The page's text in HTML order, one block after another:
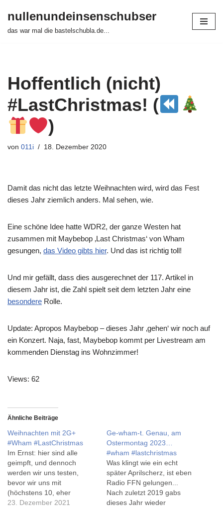
Zum
nullenundeinsenschubser
das war mal die bastelschubla.de...
Hoffentlich (nicht)
#LastChristmas! (
)
von 011i 18. Dezember 2020
Damit das nicht das letzte Weihnachten wird, wird das Fest
dieses Jahr ziemlich anders. Mal sehen, wie.
Eine schöne Idee hatte WDR2, der ganze Westen hat
zusammen mit Maybebop ‚Last Christmas‘ von Wham
gesungen, das Video gibts hier. Und das ist richtig toll!
Und mir gefällt, dass dies ausgerechnet der 117. Artikel in
diesem Jahr ist, die Zahl spielt seit dem letzten Jahr eine
besondere Rolle.
Update: Apropos Maybebop – dieses Jahr ‚gehen‘ wir noch auf
ein Konzert. Naja, fast, Maybebop kommt per Livestream am
kommenden Dienstag ins Wohnzimmer!
Views: 62
Ähnliche Beiträge
Weihnachten mit 2G+
#Wham #LastChristmas
Im Ernst: hier sind alle
geimpft, und dennoch
werden wir uns testen,
bevor wir uns mit
(höchstens 10, eher
weniger) Leuten treffen...
23. Dezember 2021
Ge-wham-t. Genau, am
Ostermontag 2023…
#wham #lastchristmas
Was klingt wie ein echt
später Aprilscherz, ist eben
Radio FFN gelungen...
Nach zuletzt 2019 gabs
dieses Jahr wieder